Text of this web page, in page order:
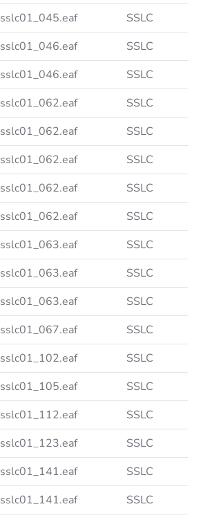
sslc01_045.eaf
SSLC
sslc01_046.eaf
SSLC
sslc01_046.eaf
SSLC
sslc01_062.eaf
SSLC
sslc01_062.eaf
SSLC
sslc01_062.eaf
SSLC
sslc01_062.eaf
SSLC
sslc01_062.eaf
SSLC
sslc01_063.eaf
SSLC
sslc01_063.eaf
SSLC
sslc01_063.eaf
SSLC
sslc01_067.eaf
SSLC
sslc01_102.eaf
SSLC
sslc01_105.eaf
SSLC
sslc01_112.eaf
SSLC
sslc01_123.eaf
SSLC
sslc01_141.eaf
SSLC
sslc01_141.eaf
SSLC